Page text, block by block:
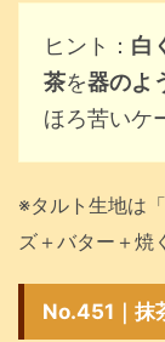
ヒント： 白
茶を器のよ
ほろ苦いケ
※タルト生地は
ズ＋バター＋焼
No.451｜抹